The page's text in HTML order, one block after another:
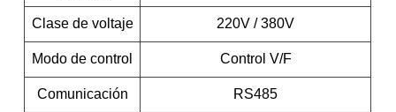
Clase de voltaje 220V / 380V
Modo de control Control V/F
Comunicación RS485